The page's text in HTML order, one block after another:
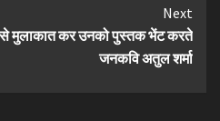
Next
से मुलाकात कर उनको पुस्तक भेंट करते
जनकवि अतुल शर्मा